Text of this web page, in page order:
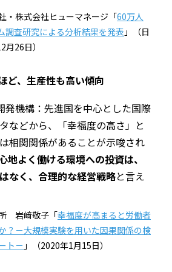
・株式会社ヒューマネージ「60万人
調査研究による分析結果を発表 」（日
26日）
ど、生産性も高い傾向
発機構：先進国を中心とした国際
などから、「幸福度の高さ」と
相関関係があることが示唆され
地よく働ける環境への投資は、
なく、合理的な経営戦略と言え
岩﨑敬子「幸福度が高まると労働者
？－大規模実験を用いた因果関係の検
ト－ 」（2020年1月15日）